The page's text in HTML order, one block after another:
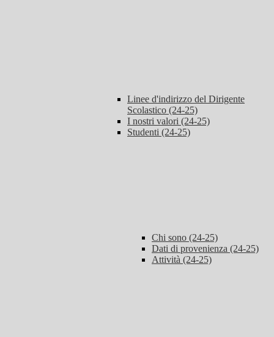
Linee d'indirizzo del Dirigente
Scolastico (24-25)
I nostri valori (24-25)
Studenti (24-25)
Chi sono (24-25)
Dati di provenienza (24-25)
Attività (24-25)